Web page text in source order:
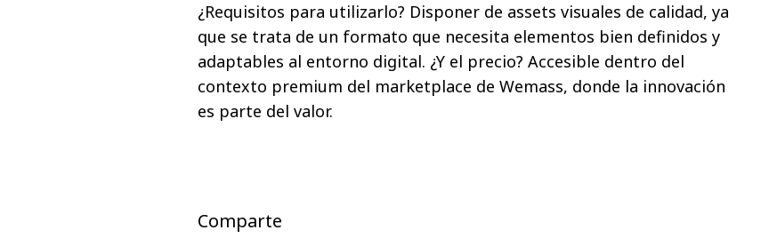
¿Requisitos para utilizarlo? Disponer de assets visuales de calidad, ya
que se trata de un formato que necesita elementos bien definidos y
adaptables al entorno digital. ¿Y el precio? Accesible dentro del
contexto premium del marketplace de Wemass, donde la innovación
es parte del valor.
Comparte